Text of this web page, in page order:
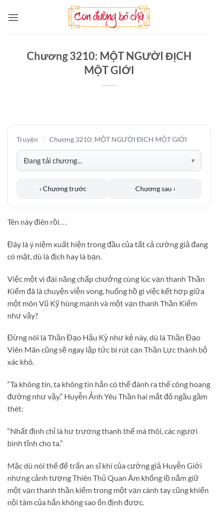
qua
Chương 3210: MỘT NGƯỜI ĐỊCH
MỘT GIỚI
Truyện / Chương 3210: MỘT NGƯỜI ĐỊCH MỘT GIỚI
‹ Chương trước Chương sau ›
Tên này điên rồi. . .
Đây là ý niệm xuất hiện trong đầu của tất cả cường giả đang
có mặt, dù là địch hay là bạn.
Việc một vị đại năng chấp chưởng cùng lúc vạn thanh Thần
Kiếm đã là chuyện viễn vong, huống hồ gì việc kết hợp giữa
một môn Vũ Kỹ hùng mạnh và một vạn thanh Thần Kiếm
như vậy?
Đừng nói là Thần Đạo Hậu Kỳ như kẻ này, dù là Thần Đạo
Viên Mãn cũng sẽ ngay lập tức bị rút cạn Thần Lực thành bộ
xác khô.
“Ta không tin, ta không tin hắn có thể đánh ra thế công hoang
đường như vậy.” Huyễn Ảnh Yêu Thần hai mắt đỏ ngầu gầm
thét:
“Nhất định chỉ là hư trương thanh thế mà thôi, các ngươi
bình tĩnh cho ta.”
Mặc dù nói thế để trấn an sĩ khí của cường giả Huyễn Giới
nhưng cảnh tượng Thiên Thủ Quan Âm khổng lồ nắm giữ
một vạn thanh thần kiếm trong một vạn cánh tay cũng khiến
nội tâm của hắn không sao ổn định được.